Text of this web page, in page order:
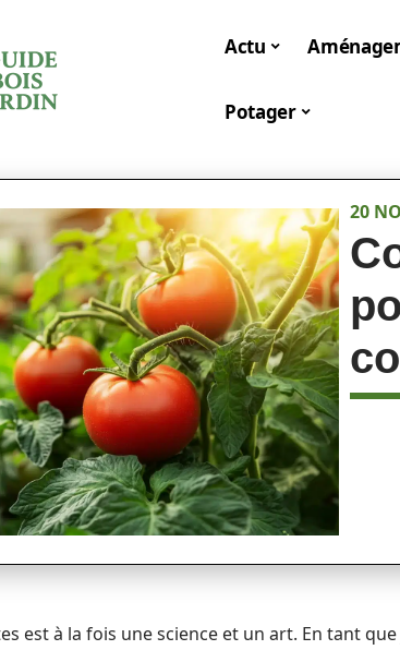
Actu
Potager
20
est à la fois une science et un art. En tant